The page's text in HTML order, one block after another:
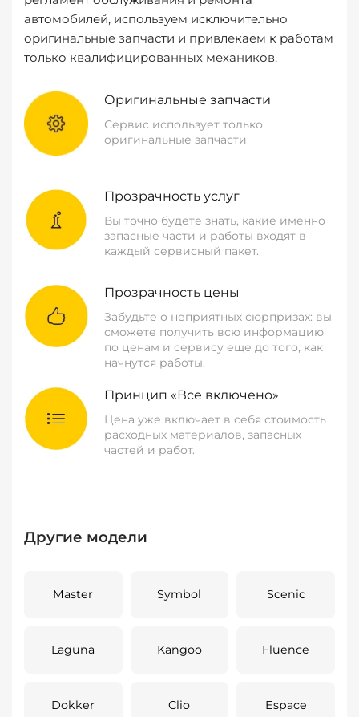
автомобилей, используем исключительно
оригинальные запчасти и привлекаем к работам
только квалифицированных механиков.
Оригинальные запчасти
Сервис использует только
оригинальные запчасти
Прозрачность услуг
Вы точно будете знать, какие именно
запасные части и работы входят в
каждый сервисный пакет.
Прозрачность цены
Забудьте о неприятных сюрпризах: вы
сможете получить всю информацию
по ценам и сервису еще до того, как
начнутся работы.
Принцип «Все включено»
Цена уже включает в себя стоимость
расходных материалов, запасных
частей и работ.
Другие модели
Master Symbol Scenic
Laguna Kangoo Fluence
Dokker Clio Espace